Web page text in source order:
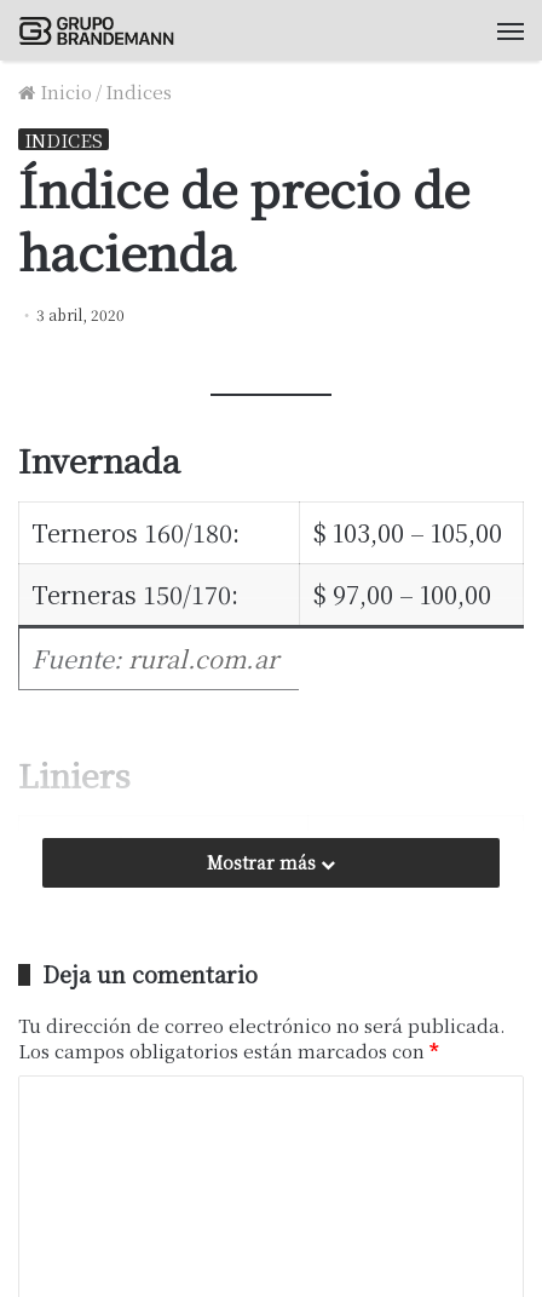
Inicio /Indices
INDICES
Índice de precio de
hacienda
3 abril, 2020
Invernada
Terneros 160/180:
$ 103,00 – 105,00
Terneras 150/170:
$ 97,00 – 100,00
Fuente: rural.com.ar
Liniers
General:
80,5455
Ingresado:
Mostrar más
Deja un comentario
Tu dirección de correo electrónico no será publicada.
Los campos obligatorios están marcados con *